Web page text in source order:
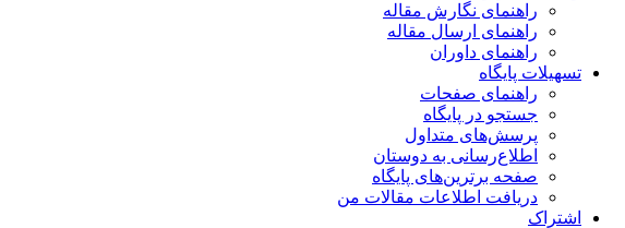
راهنمای نگارش مقاله
راهنمای ارسال مقاله
راهنمای داوران
تسهیلات پایگاه
راهنمای صفحات
جستجو در پایگاه
پرسش‌های متداول
اطلاع‌رسانی به دوستان
صفحه برترین‌های پایگاه
دریافت اطلاعات مقالات من
اشتراک